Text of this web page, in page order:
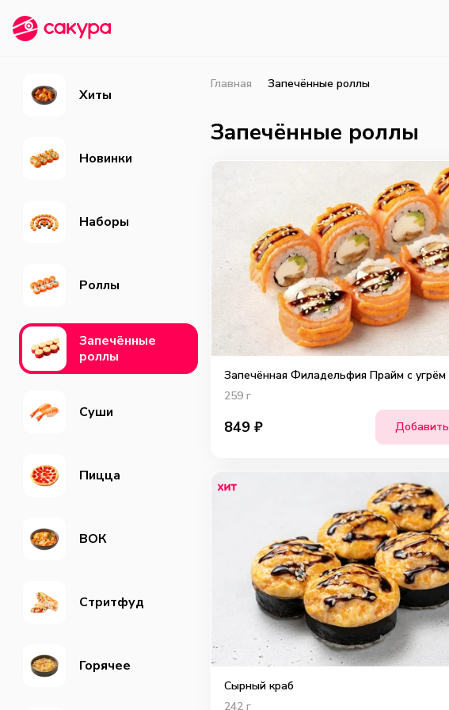
Хиты
Новинки
Наборы
Роллы
Запечённые
роллы
Суши
Пицца
ВОК
Cтритфуд
Горячее
Главная Запечённые роллы
Запечённые роллы
Запечённая Филадельфия Прайм с угрём
259 г
849 ₽ Добавить
Сырный краб
242 г